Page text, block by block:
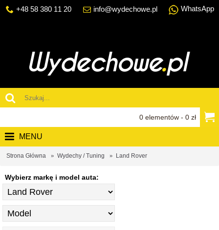
+48 58 380 11 20 info@wydechowe.pl WhatsApp
0 elementów - 0 zł
MENU
Strona Główna Wydechy / Tuning Land Rover
Wybierz markę i model auta: